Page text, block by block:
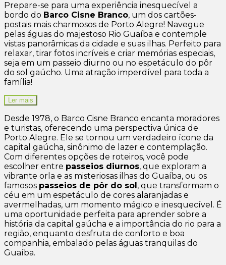
Prepare-se para uma experiência inesquecível a
bordo do Barco Cisne Branco, um dos cartões-
postais mais charmosos de Porto Alegre! Navegue
pelas águas do majestoso Rio Guaíba e contemple
vistas panorâmicas da cidade e suas ilhas. Perfeito para
relaxar, tirar fotos incríveis e criar memórias especiais,
seja em um passeio diurno ou no espetáculo do pôr
do sol gaúcho. Uma atração imperdível para toda a
família!
Ler mais
Desde 1978, o Barco Cisne Branco encanta moradores
e turistas, oferecendo uma perspectiva única de
Porto Alegre. Ele se tornou um verdadeiro ícone da
capital gaúcha, sinônimo de lazer e contemplação.
Com diferentes opções de roteiros, você pode
escolher entre passeios diurnos, que exploram a
vibrante orla e as misteriosas ilhas do Guaíba, ou os
famosos passeios de pôr do sol , que transformam o
céu em um espetáculo de cores alaranjadas e
avermelhadas, um momento mágico e inesquecível. É
uma oportunidade perfeita para aprender sobre a
história da capital gaúcha e a importância do rio para a
região, enquanto desfruta de conforto e boa
companhia, embalado pelas águas tranquilas do
Guaíba.